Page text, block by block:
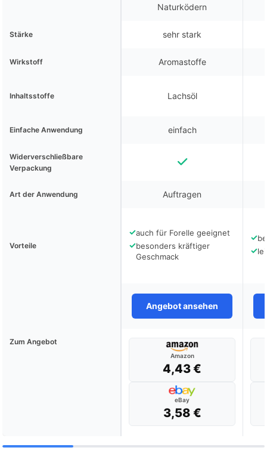
Naturködern
Stärke sehr stark
Wirkstoff Aromastoffe
Inhaltsstoffe Lachsöl
Einfache Anwendung einfach
Widerverschließbare
Verpackung
Art der Anwendung Auftragen
Vorteile
✓auch für Forelle geeignet
✓besonders kräftiger
Geschmack
✓
✓
Angebot ansehen
Zum Angebot
Amazon
4,43 €
eBay
3,58 €